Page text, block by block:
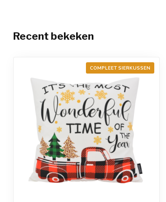
Recent bekeken
COMPLEET SIERKUSSEN